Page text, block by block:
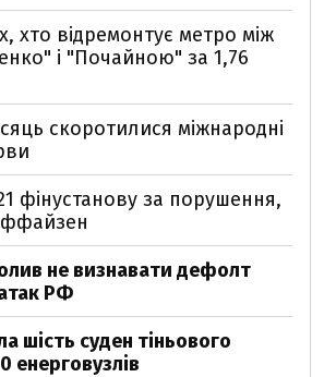
хто відремонтує метро між
і "Почайною" за 1,76
скоротилися міжнародні
фінустанову за порушення,
не визнавати дефолт
атак РФ
шість суден тіньового
енерговузлів